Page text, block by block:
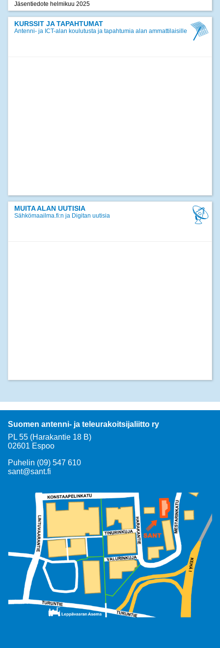
Jäsentiedote helmikuu 2025
17.12.2024
Jäsentiedote joulukuu 2024
KURSSIT JA TAPAHTUMAT
Antenni- ja ICT-alan koulutusta ja tapahtumia alan ammattilaisille
MUITA ALAN UUTISIA
Sähkömaailma.fi:n ja Digitan uutisia
Suomen antenni- ja teleurakoitsijaliitto ry
PL 55 (Harakantie 18 B)
02601 Espoo
Puhelin (09) 547 610
sant@sant.fi